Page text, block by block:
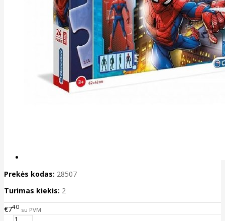
Prekės kodas: 28507
Turimas kiekis: 2
€740 su PVM